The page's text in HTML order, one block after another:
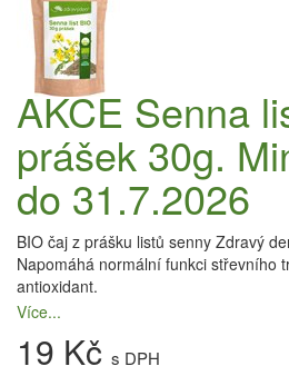
AKCE Senna
prášek 30g.
do 31.7.2026
BIO čaj z prášku listů senny Zdravý
Napomáhá normální funkci střevního
antioxidant.
Více...
19 Kč s DPH